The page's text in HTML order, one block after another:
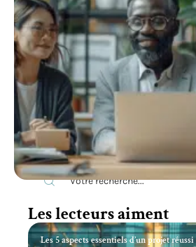
Recherche
Les lecteurs aiment
Les 5 aspects essentiels d’un projet réussi